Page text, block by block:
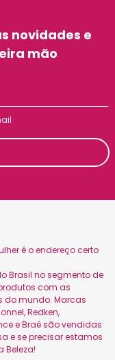
novidades e
mão
é o endereço certo
Brasil no segmento de
com as
do mundo. Marcas
Redken,
e Braé são vendidas
e se precisar estamos
Beleza!